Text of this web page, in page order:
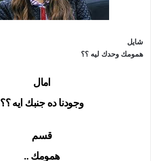
شايل
همومك وحدك ليه ؟؟
امال
وجودنا ده جنبك ايه ؟؟
قسم
همومك ..